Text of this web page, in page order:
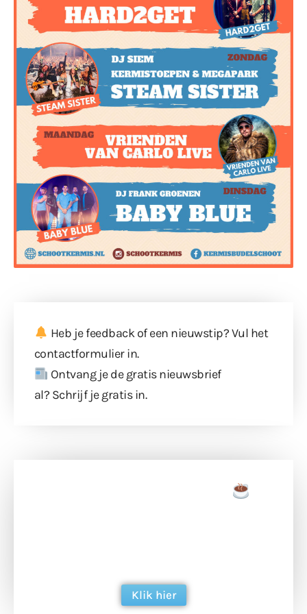
Heb je feedback of een nieuwstip? Vul het
contactformulierin.
Ontvang je de gratis nieuwsbrief
al? Schrijf je gratis in.
Klik hier